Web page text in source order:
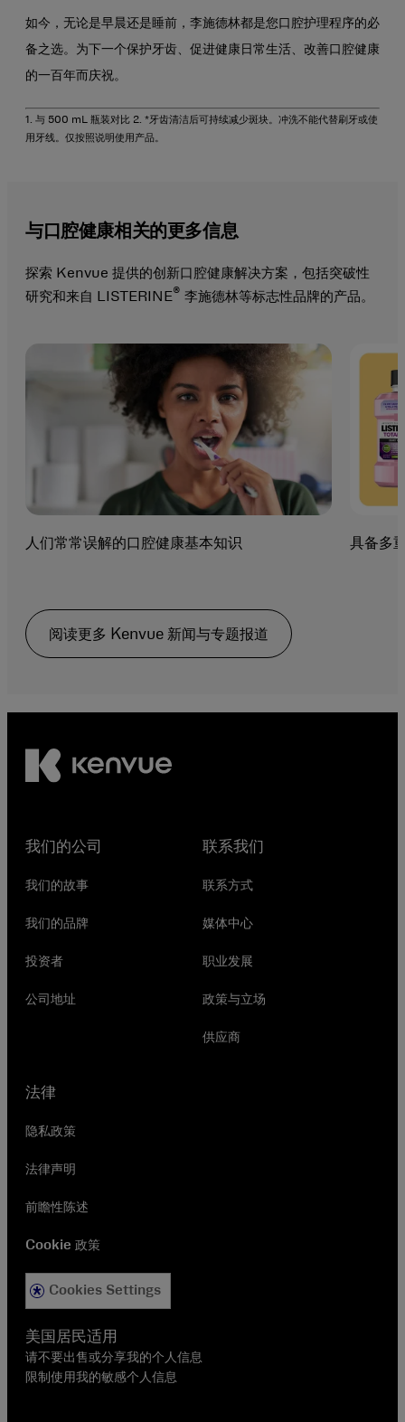
如今，无论是早晨还是睡前，李施德林都是您口腔护理程序的必
备之选。为下一个保护牙齿、促进健康日常生活、改善口腔健康
的一百年而庆祝。
1. 与 500 mL 瓶装对比 2. *牙齿清洁后可持续减少斑块。冲洗不能代替刷牙或使
用牙线。仅按照说明使用产品。
与口腔健康相关的更多信息
探索 Kenvue 提供的创新口腔健康解决方案，包括突破性
研究和来自 LISTERINE® 李施德林等标志性品牌的产品。
人们常常误解的口腔健康基本知识 具备多
阅读更多 Kenvue 新闻与专题报道
我们的公司
我们的故事
我们的品牌
投资者
公司地址
联系我们
联系方式
媒体中心
职业发展
政策与立场
供应商
法律
隐私政策
法律声明
前瞻性陈述
Cookie 政策
Cookies Settings
美国居民适用
请不要出售或分享我的个人信息
限制使用我的敏感个人信息